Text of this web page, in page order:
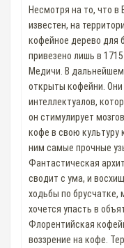
Несмотря на то, что в
известен, на
кофейное дерево для
привезено лишь в
Медичи. В
открыты кофейни.
интеллектуалов,
он стимулирует
кофе в свою культуру
ним самые прочные
Фантастическая
сводит с ума, и
ходьбы по брусчатке,
хочется упасть в
Флорентийская
воззрение на кофе.